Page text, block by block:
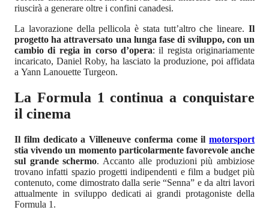
riuscirà a generare oltre i confini canadesi.
La lavorazione della pellicola è stata tutt’altro che lineare. Il
progetto ha attraversato una lunga fase di sviluppo, con un
cambio di regia in corso d’opera: il regista originariamente
incaricato, Daniel Roby, ha lasciato la produzione, poi affidata
a Yann Lanouette Turgeon.
La Formula 1 continua a conquistare
il cinema
Il film dedicato a Villeneuve conferma come il motorsport
stia vivendo un momento particolarmente favorevole anche
sul grande schermo. Accanto alle produzioni più ambiziose
trovano infatti spazio progetti indipendenti e film a budget più
contenuto, come dimostrato dalla serie “Senna” e da altri lavori
attualmente in sviluppo dedicati ai grandi protagoniste della
Formula 1.